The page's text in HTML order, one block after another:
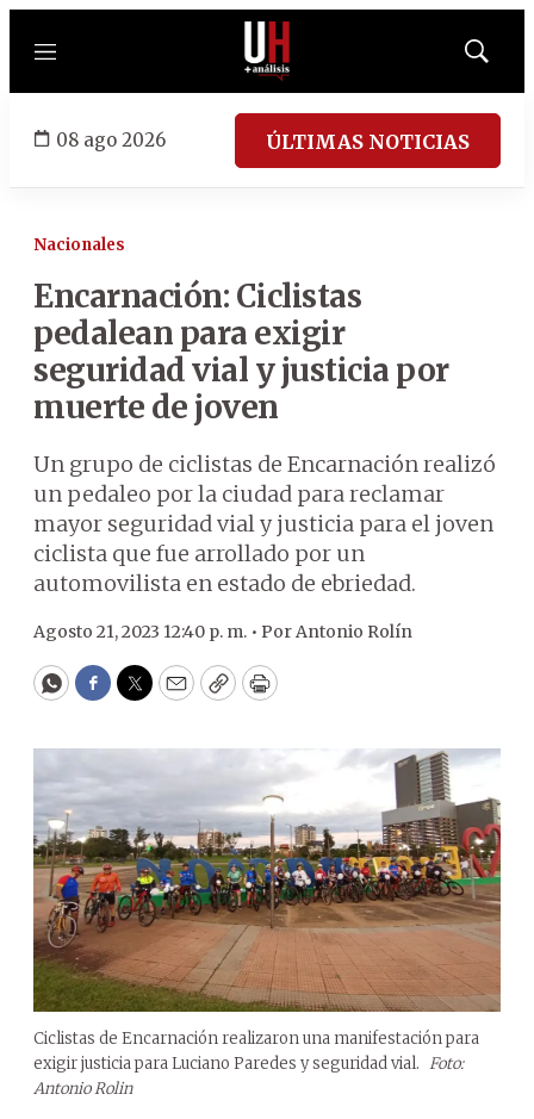
Menú
Mostrar
08 ago 2026 ÚLTIMAS NOTICIAS
Nacionales
Encarnación: Ciclistas
pedalean para exigir
seguridad vial y justicia por
muerte de joven
Un grupo de ciclistas de Encarnación realizó
un pedaleo por la ciudad para reclamar
mayor seguridad vial y justicia para el joven
ciclista que fue arrollado por un
automovilista en estado de ebriedad.
Agosto 21, 2023 12:40 p. m. • PorAntonio Rolín
WhatsApp
Facebook
Twitter
EmailCopyPrint
Ciclistas de Encarnación realizaron una manifestación para
exigir justicia para Luciano Paredes y seguridad vial. Foto:
Antonio Rolin